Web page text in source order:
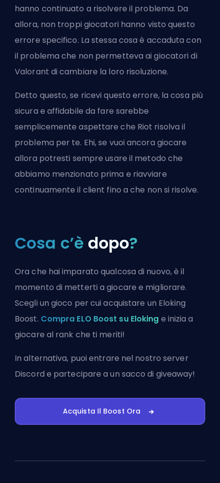
hanno continuato a risolvere il problema. Da
allora, non troppi giocatori hanno visto questo
errore specifico. La stessa cosa è accaduta con
il problema che non permetteva ai giocatori di
Valorant di cambiare la loro risoluzione.
Detto questo, se ricevi questo errore, la cosa più
sicura e affidabile da fare sarebbe
semplicemente aspettare che Riot risolva il
problema per te. Ehi, se vuoi ancora giocare
allora potresti sempre usare il metodo che
abbiamo menzionato prima e riavviare
continuamente il client fino a che non si risolve.
Cosa c’è dopo?
Ora che hai imparato qualcosa di nuovo, è il
momento di metterti a giocare e migliorare.
Scegli un gioco per cui acquistare un Eloking
Boost. Compra ELO Boost su Eloking e inizia a
giocare al rank che ti meriti!
In alternativa, puoientrare nel nostro server
Discord e partecipare a un sacco di giveaway!
Acquista Il Boost Ora